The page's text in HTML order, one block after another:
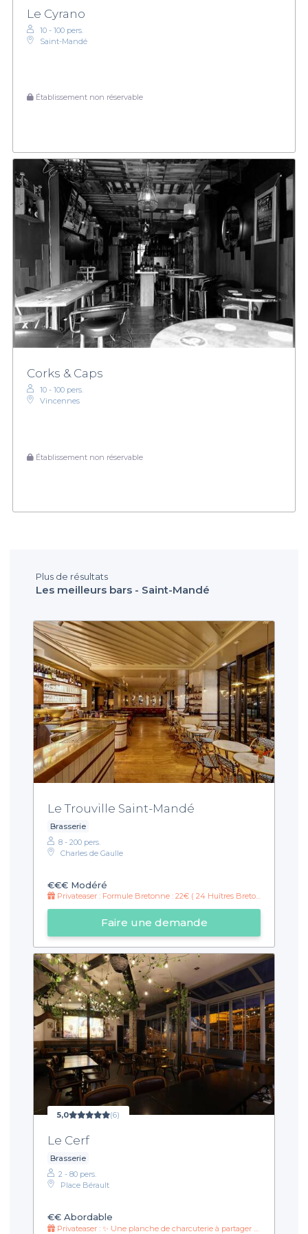
Le Cyrano
10 - 100 pers.
Saint-Mandé
Établissement non réservable
Corks & Caps
10 - 100 pers.
Vincennes
Établissement non réservable
Plus de résultats
Les meilleurs bars - Saint-Mandé
Le Trouville Saint-Mandé
Brasserie
8 - 200 pers.
Charles de Gaulle
€€€ Modéré
Privateaser : Formule Bretonne : 22€ ( 24 Huîtres Bretonne N°5 + 1 Verre de Vin Blanc (14cl)
Faire une demande
5,0 (6)
Le Cerf
Brasserie
2 - 80 pers.
Place Bérault
€€ Abordable
Privateaser : ✨ Une planche de charcuterie à partager 🧀